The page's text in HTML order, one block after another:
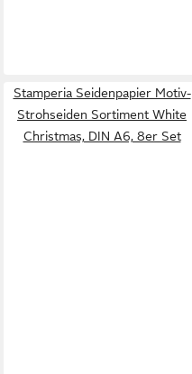
Stamperia Seidenpapier Motiv-
Strohseiden Sortiment White
Christmas, DIN A6, 8er Set